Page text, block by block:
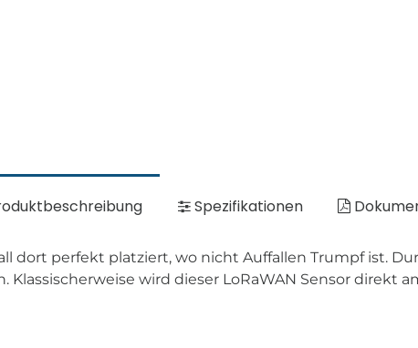
Spezifikationen
dort perfekt platziert, wo nicht Auffallen Trumpf ist.
wird dieser LoRaWAN Sensor direkt